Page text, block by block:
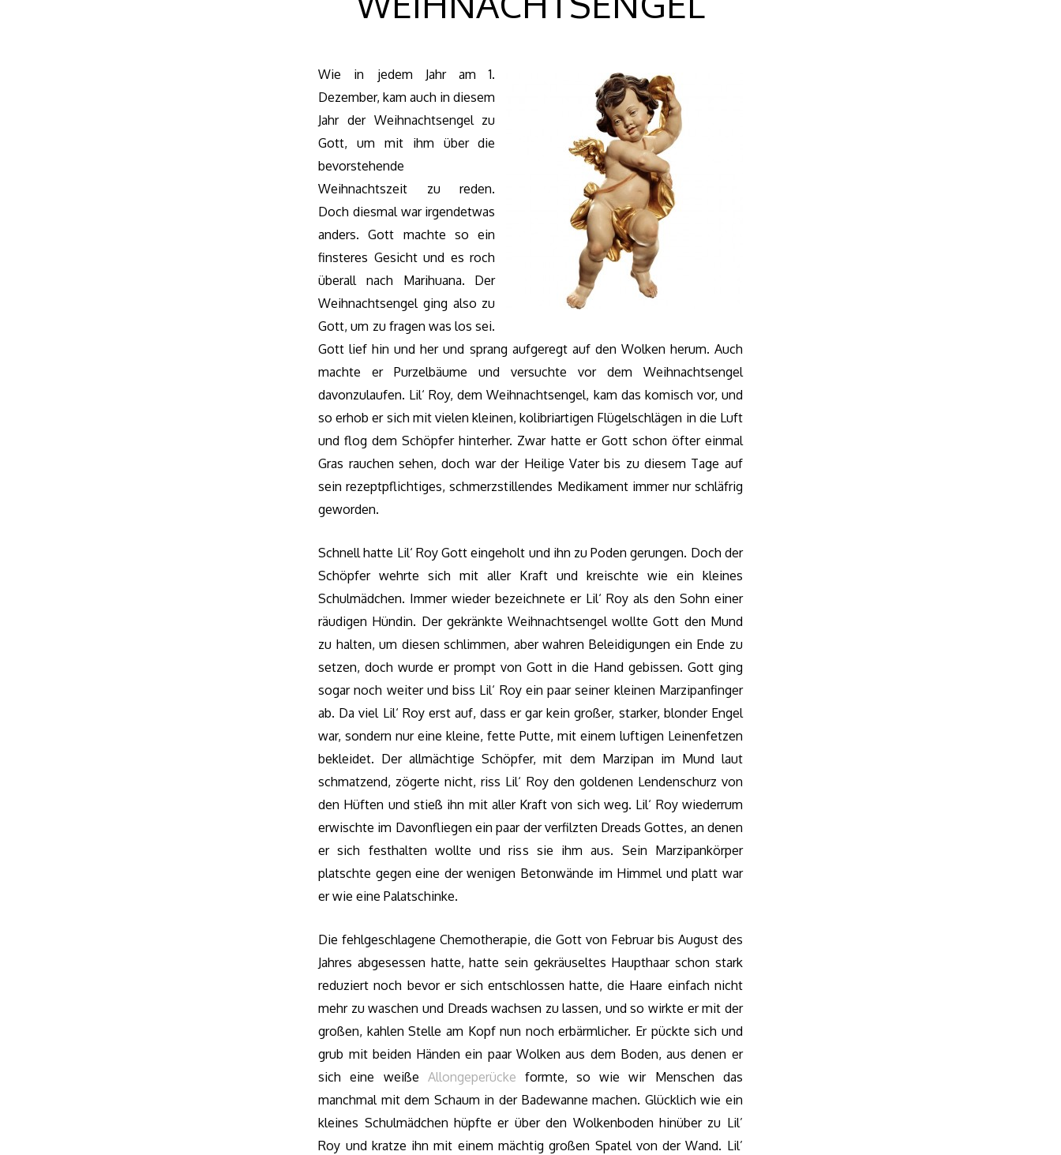
Wie in jedem Jahr am 1.
Dezember, kam auch in diesem
Jahr der Weihnachtsengel zu
Gott, um mit ihm über die
bevorstehende
Weihnachtszeit zu reden.
Doch diesmal war irgendetwas
anders. Gott machte so ein
finsteres Gesicht und es roch
überall nach Marihuana. Der
Weihnachtsengel ging also zu
Gott, um zu fragen was los sei.
Gott lief hin und her und sprang aufgeregt auf den Wolken herum. Auch
machte er Purzelbäume und versuchte vor dem Weihnachtsengel
davonzulaufen. Lil‘ Roy, dem Weihnachtsengel, kam das komisch vor, und
so erhob er sich mit vielen kleinen, kolibriartigen Flügelschlägen in die Luft
und flog dem Schöpfer hinterher. Zwar hatte er Gott schon öfter einmal
Gras rauchen sehen, doch war der Heilige Vater bis zu diesem Tage auf
sein rezeptpflichtiges, schmerzstillendes Medikament immer nur schläfrig
geworden.
Schnell hatte Lil‘ Roy Gott eingeholt und ihn zu Poden gerungen. Doch der
Schöpfer wehrte sich mit aller Kraft und kreischte wie ein kleines
Schulmädchen. Immer wieder bezeichnete er Lil‘ Roy als den Sohn einer
räudigen Hündin. Der gekränkte Weihnachtsengel wollte Gott den Mund
zu halten, um diesen schlimmen, aber wahren Beleidigungen ein Ende zu
setzen, doch wurde er prompt von Gott in die Hand gebissen. Gott ging
sogar noch weiter und biss Lil‘ Roy ein paar seiner kleinen Marzipanfinger
ab. Da viel Lil‘ Roy erst auf, dass er gar kein großer, starker, blonder Engel
war, sondern nur eine kleine, fette Putte, mit einem luftigen Leinenfetzen
bekleidet. Der allmächtige Schöpfer, mit dem Marzipan im Mund laut
schmatzend, zögerte nicht, riss Lil‘ Roy den goldenen Lendenschurz von
den Hüften und stieß ihn mit aller Kraft von sich weg. Lil‘ Roy wiederrum
erwischte im Davonfliegen ein paar der verfilzten Dreads Gottes, an denen
er sich festhalten wollte und riss sie ihm aus. Sein Marzipankörper
platschte gegen eine der wenigen Betonwände im Himmel und platt war
er wie eine Palatschinke.
Die fehlgeschlagene Chemotherapie, die Gott von Februar bis August des
Jahres abgesessen hatte, hatte sein gekräuseltes Haupthaar schon stark
reduziert noch bevor er sich entschlossen hatte, die Haare einfach nicht
mehr zu waschen und Dreads wachsen zu lassen, und so wirkte er mit der
großen, kahlen Stelle am Kopf nun noch erbärmlicher. Er pückte sich und
grub mit beiden Händen ein paar Wolken aus dem Boden, aus denen er
sich eine weiße Allongeperücke formte, so wie wir Menschen das
manchmal mit dem Schaum in der Badewanne machen. Glücklich wie ein
kleines Schulmädchen hüpfte er über den Wolkenboden hinüber zu Lil’
Roy und kratze ihn mit einem mächtig großen Spatel von der Wand. Lil’